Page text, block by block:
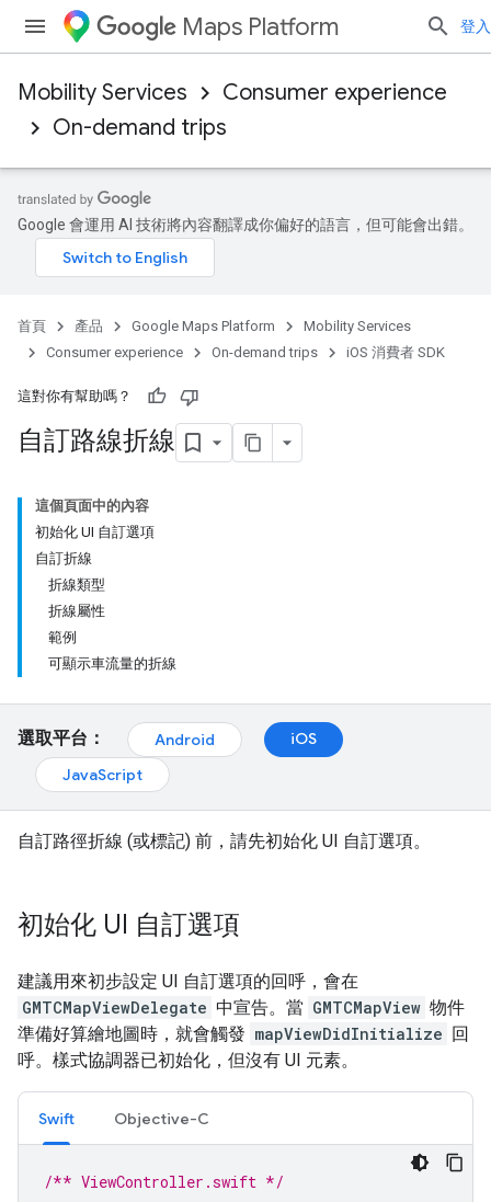
Maps Platform 登入
Mobility Services
Consumer experience
On-demand trips
Google 會運用 AI 技術將內容翻譯成你偏好的語言，但可能會出錯。
首頁 產品 Google Maps Platform
Mobility Services
Consumer experience
On-demand trips iOS 消費者 SDK
這對你有幫助嗎？
自訂路線折線
這個頁面中的內容
初始化 UI 自訂選項
自訂折線
折線類型
折線屬性
範例
可顯示車流量的折線
選取平台： Android
iOS
JavaScript
自訂路徑折線 (或標記) 前，請先初始化 UI 自訂選項。
初始化 UI 自訂選項
建議用來初步設定 UI 自訂選項的回呼，會在
GMTCMapViewDelegate 中宣告。當 GMTCMapView 物件
準備好算繪地圖時，就會觸發 mapViewDidInitialize 回
呼。樣式協調器已初始化，但沒有 UI 元素。
Swift Objective-C
/** ViewController.swift */